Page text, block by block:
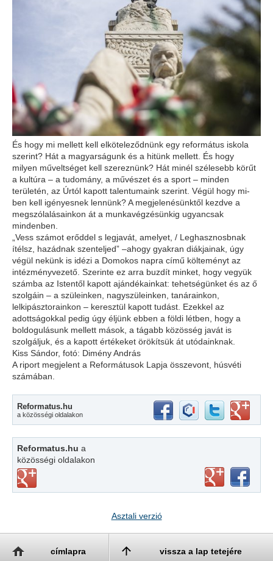
És hogy mi mellett kell elköteleződnünk egy református iskola
szerint? Hát a magyarságunk és a hitünk mellett. És hogy
milyen műveltséget kell szereznünk? Hát minél szélesebb körűt
a kultúra – a tudomány, a művészet és a sport – minden
területén, az Úrtól kapott talentumaink szerint. Végül hogy mi­
ben kell igényesnek lennünk? A megjelenésünktől kezdve a
megszólalásainkon át a munkavégzésünkig ugyancsak
mindenben.
„Vess számot erőddel s legjavát, amelyet, / Leghasznosbnak
ítélsz, hazádnak szenteljed” –ahogy gyakran diákjainak, úgy
végül nekünk is idézi a Domokos napra című költeményt az
intézményvezető. Szerinte ez arra buzdít minket, hogy vegyük
számba az Istentől kapott ajándékainkat: tehetségünket és az ő
szolgáin – a szüleinken, nagyszüleinken, tanárainkon,
lelkipásztorainkon – keresztül kapott tudást. Ezekkel az
adottságokkal pedig úgy éljünk ebben a földi létben, hogy a
boldogulásunk mellett mások, a tágabb közösség javát is
szolgáljuk, és a kapott értékeket örökítsük át utódainknak.
Kiss Sándor, fotó: Dimény András
A riport megjelent a Reformátusok Lapja összevont, húsvéti
számában.
Reformatus.hu
a közösségi oldalakon
Reformatus.hu a
közösségi oldalakon
Asztali verzió
címlapra vissza a lap tetejére